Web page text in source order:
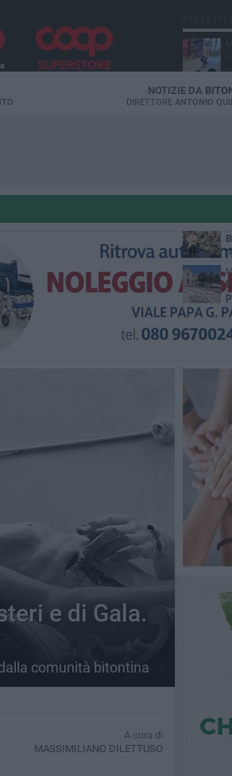
NOTIZIE DA
DIRETTORE ANTONIO
e di Gala.
comunità bitontina
A cura di
MASSIMILIANO DILETTUSO
operatori